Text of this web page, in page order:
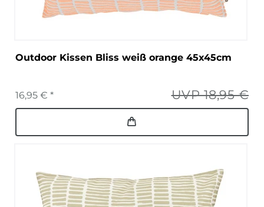
Outdoor Kissen Bliss weiß orange 45x45cm
UVP 18,95 €
16,95 € *